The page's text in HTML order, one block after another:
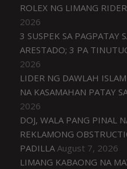
ROLEX NG LIMANG
2026
3 SUSPEK SA PAGPATAY
ARESTADO; 3 PA
2026
LIDER NG DAWLAH
NA KASAMAHAN PATAY
2026
DOJ, WALA PANG PINAL
REKLAMONG
PADILLA August 7, 2026
LIMANG KABAONG NA